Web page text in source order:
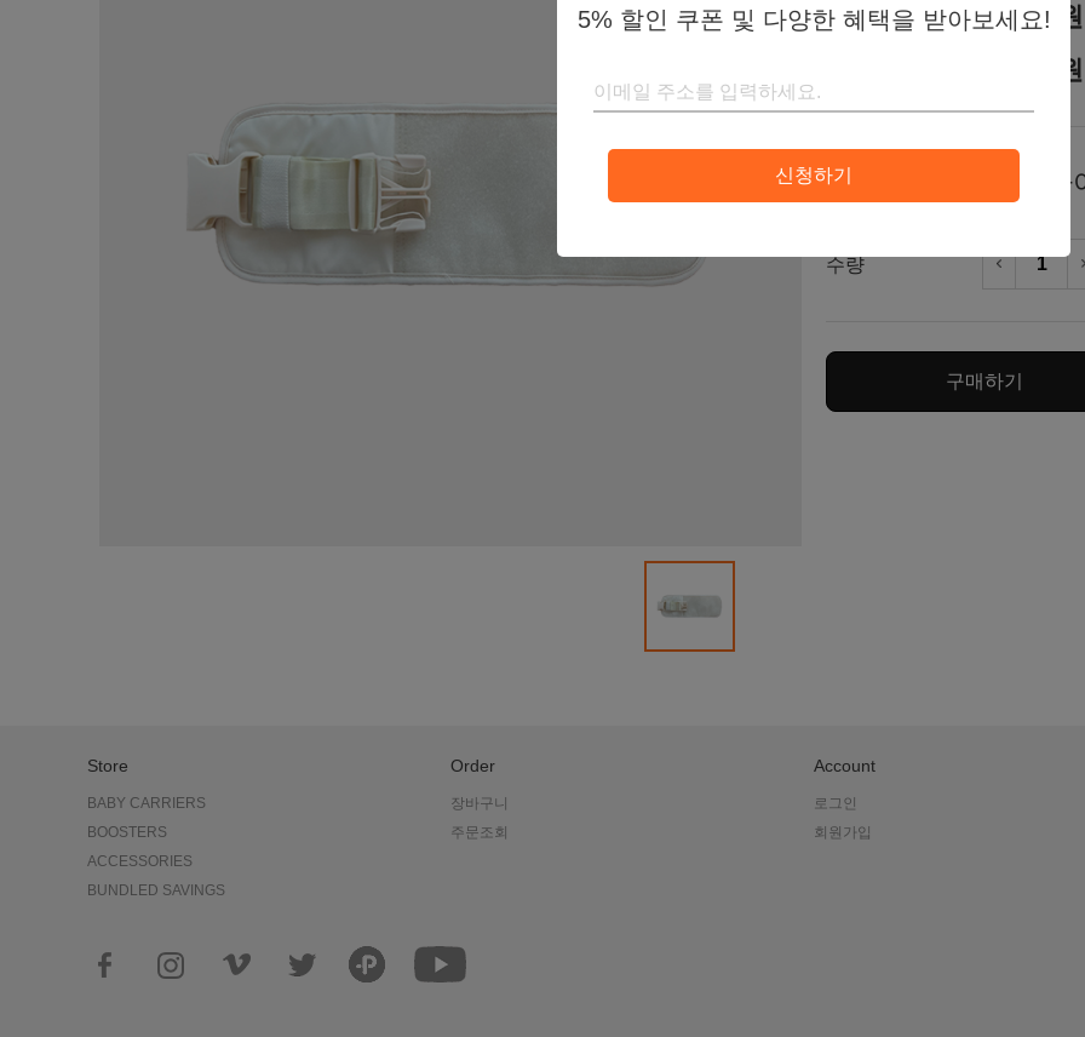
할인가 25,000원
23,750원
색상
토프
수량
구매하기
Store
BABY CARRIERS
BOOSTERS
ACCESSORIES
BUNDLED SAVINGS
Order
장바구니
주문조회
Account
로그인
회원가입
5% 할인 쿠폰 및 다양한 혜택을 받아보세요!
신청하기